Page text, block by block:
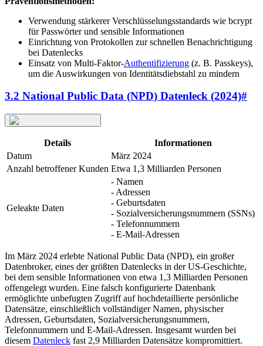
Verwendung stärkerer Verschlüsselungsstandards wie bcrypt
für Passwörter und sensible Informationen
Einrichtung von Protokollen zur schnellen Benachrichtigung
bei Datenlecks
Einsatz von Multi-Faktor-Authentifizierung (z. B. Passkeys),
um die Auswirkungen von Identitätsdiebstahl zu mindern
3.2 National Public Data (NPD) Datenleck (2024)#
Details
Informationen
Datum
März 2024
Anzahl betroffener Kunden Etwa 1,3 Milliarden Personen
Geleakte Daten
- Namen
- Adressen
- Geburtsdaten
- Sozialversicherungsnummern (SSNs)
- Telefonnummern
- E-Mail-Adressen
Im März 2024 erlebte National Public Data (NPD), ein großer
Datenbroker, eines der größten Datenlecks in der US-Geschichte,
bei dem sensible Informationen von etwa 1,3 Milliarden Personen
offengelegt wurden. Eine falsch konfigurierte Datenbank
ermöglichte unbefugten Zugriff auf hochdetaillierte persönliche
Datensätze, einschließlich vollständiger Namen, physischer
Adressen, Geburtsdaten, Sozialversicherungsnummern,
Telefonnummern und E-Mail-Adressen. Insgesamt wurden bei
diesem Datenleck fast 2,9 Milliarden Datensätze kompromittiert.